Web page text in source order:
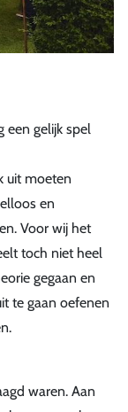
een gelijk spel
uit moeten
en
Voor wij het
toch niet heel
gegaan en
te gaan oefenen
waren. Aan